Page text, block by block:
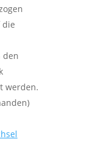
die
den
werden.